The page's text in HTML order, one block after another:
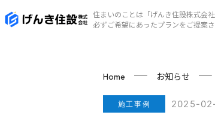
住まいのことは「げんき住設株式会社
必ずご希望にあったプランをご提案さ
Home お知らせ
施工事例 2025-